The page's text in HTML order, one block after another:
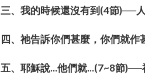
三、我的時候還沒有到(4節)──
四、祂告訴你們甚麼，你們就
五、耶穌說...他們就...(7~8節